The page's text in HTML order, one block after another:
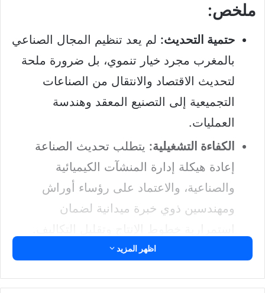
ملخص:
حتمية التحديث: لم يعد تنظيم المجال الصناعي
بالمغرب مجرد خيار تنموي، بل ضرورة ملحة
لتحديث الاقتصاد والانتقال من الصناعات
التجميعية إلى التصنيع المعقد وهندسة
العمليات.
الكفاءة التشغيلية: يتطلب تحديث الصناعة
إعادة هيكلة إدارة المنشآت الكيميائية
والصناعية، والاعتماد على رؤساء أوراش
ومهندسين ذوي خبرة ميدانية لضمان
يعتبر دمج الطاقات المتجددة
اظهر المزيد